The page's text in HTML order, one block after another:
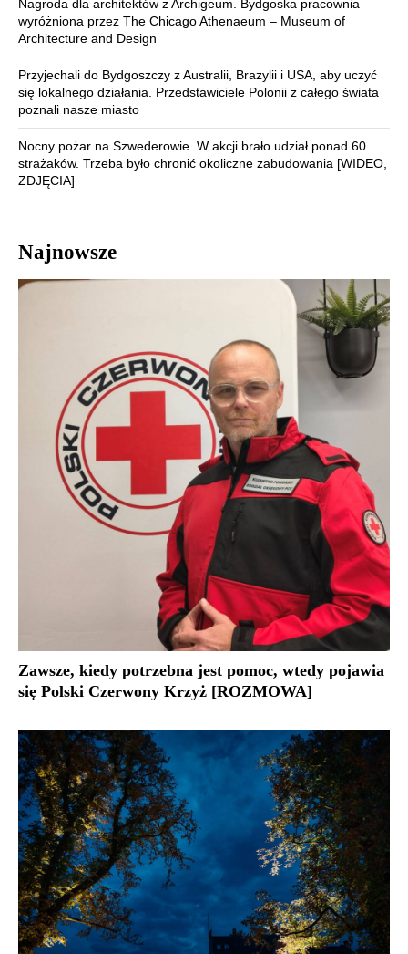
Nagroda dla architektów z Archigeum. Bydgoska pracownia
wyróżniona przez The Chicago Athenaeum – Museum of
Architecture and Design
Przyjechali do Bydgoszczy z Australii, Brazylii i USA, aby uczyć
się lokalnego działania. Przedstawiciele Polonii z całego świata
poznali nasze miasto
Nocny pożar na Szwederowie. W akcji brało udział ponad 60
strażaków. Trzeba było chronić okoliczne zabudowania [WIDEO,
ZDJĘCIA]
Najnowsze
Zawsze, kiedy potrzebna jest pomoc, wtedy pojawia
się Polski Czerwony Krzyż [ROZMOWA]